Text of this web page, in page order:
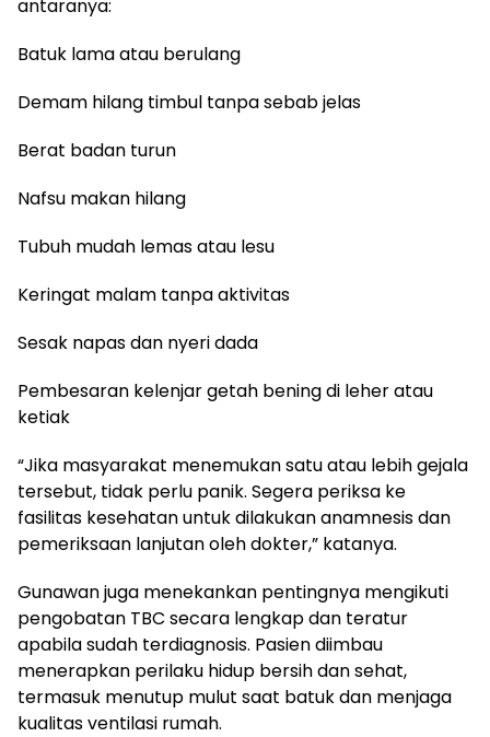
antaranya:
Batuk lama atau berulang
Demam hilang timbul tanpa sebab jelas
Berat badan turun
Nafsu makan hilang
Tubuh mudah lemas atau lesu
Keringat malam tanpa aktivitas
Sesak napas dan nyeri dada
Pembesaran kelenjar getah bening di leher atau
ketiak
“Jika masyarakat menemukan satu atau lebih gejala
tersebut, tidak perlu panik. Segera periksa ke
fasilitas kesehatan untuk dilakukan anamnesis dan
pemeriksaan lanjutan oleh dokter,” katanya.
Gunawan juga menekankan pentingnya mengikuti
pengobatan TBC secara lengkap dan teratur
apabila sudah terdiagnosis. Pasien diimbau
menerapkan perilaku hidup bersih dan sehat,
termasuk menutup mulut saat batuk dan menjaga
kualitas ventilasi rumah.